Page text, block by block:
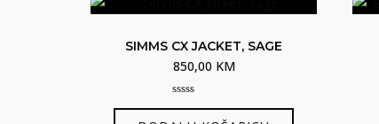
SIMMS CX JACKET, SAGE
850,00 KM
0